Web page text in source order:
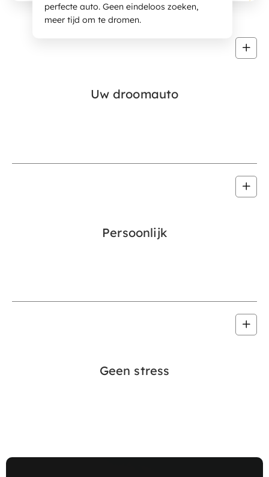
Uw droomauto
perfecte auto. Geen eindeloos zoeken,
meer tijd om te dromen.
Persoonlijk
Geen stress